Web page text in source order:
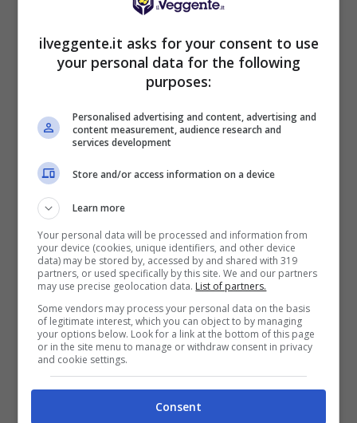
2050€
VERIFICA
BONUS BENVENUTO LOTTOMATICA: 2050€
Per i nuovi utenti della piattaforma: 100% fino a 50€ in
Bonus Scommesse + 100% fino a 2000€ in Bonus
Sport
2050€
VERIFICA
Mostra Informazioni
ilveggente.it asks for your consent to use
your personal data for the following
purposes:
Personalised advertising and content, advertising and
content measurement, audience research and
services development
Store and/or access information on a device
Learn more
Your personal data will be processed and information from
your device (cookies, unique identifiers, and other device
data) may be stored by, accessed by and shared with 319
partners, or used specifically by this site. We and our partners
may use precise geolocation data. List of partners.
Some vendors may process your personal data on the basis
of legitimate interest, which you can object to by managing
your options below. Look for a link at the bottom of this page
or in the site menu to manage or withdraw consent in privacy
and cookie settings.
Consent